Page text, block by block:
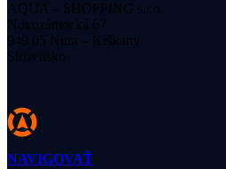
AQUA – SHOPPING s.r.o.
Novozámocká 67
949 05 Nitra – Krškany
Slovensko
NAVIGOVAŤ